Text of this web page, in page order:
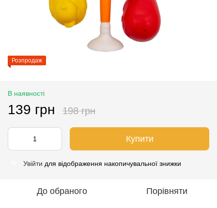
Розпродаж
В наявності
139 грн 198 грн
Купити
Увійти для відображення накопичувальної знижки
До обраного Порівняти